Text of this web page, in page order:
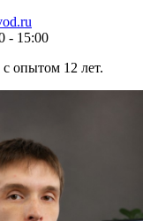
- 15:00
опытом 12 лет.